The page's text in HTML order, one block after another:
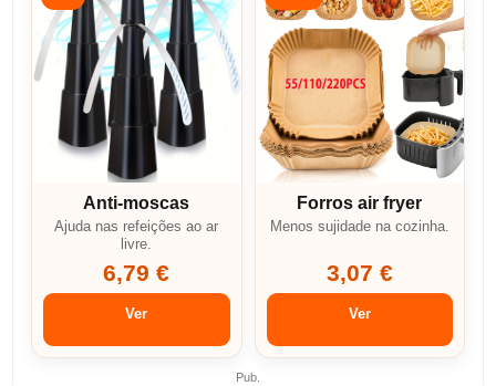
Anti-moscas
Ajuda nas refeições ao ar
livre.
6,79 €
Ver
Forros air fryer
Menos sujidade na cozinha.
3,07 €
Ver
Pub.